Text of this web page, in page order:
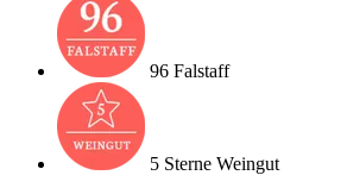
96 Falstaff
5 Sterne Weingut